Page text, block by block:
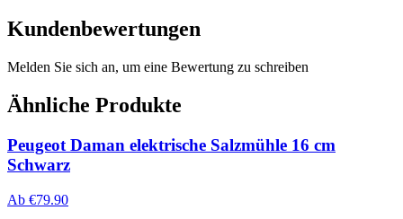
Kundenbewertungen
Melden Sie sich an, um eine Bewertung zu schreiben
Ähnliche Produkte
Peugeot Daman elektrische Salzmühle 16 cm
Schwarz
Ab €79.90